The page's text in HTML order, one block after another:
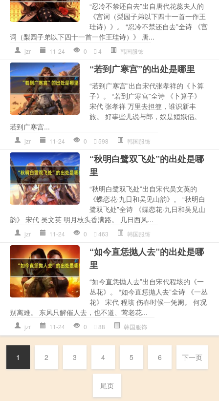
“忍冷不禁还自去”出自唐代花蕊夫人的
《宫词（梨园子弟以下四十一首一作王
珪诗）》。 “忍冷不禁还自去”全诗 《宫
词（梨园子弟以下四十一首一作王珪诗）》 唐...
jzr 11-24 0 4 韩国服饰
“若到广寒宫”的出处是哪里
“若到广寒宫”出自宋代张孝祥的《卜算
子》。 “若到广寒宫”全诗 《卜算子》
宋代 张孝祥 万里去担簦，谁识新丰
旅。 好事些儿说与郎，奴是姮娥侣。
若到广寒宫...
jzr 11-24 0 598 韩国服饰
“秋明白鹭双飞处”的出处是哪
里
“秋明白鹭双飞处”出自宋代吴文英的
《蝶恋花·九日和吴见山韵》。 “秋明白
鹭双飞处”全诗 《蝶恋花·九日和吴见山
韵》 宋代 吴文英 明月枝头香满路。 几日西风...
jzr 11-24 0 463 韩国服饰
“如今直恁抛人去”的出处是哪
里
“如今直恁抛人去”出自宋代程垓的《一
丛花》。 “如今直恁抛人去”全诗 《一丛
花》 宋代 程垓 伤春时候一凭阑。 何况
别离难。 东风只解催人去，也不道、莺老花...
jzr 11-24 0 88 韩国服饰
1 2 3 4 5 6 下一页
尾页